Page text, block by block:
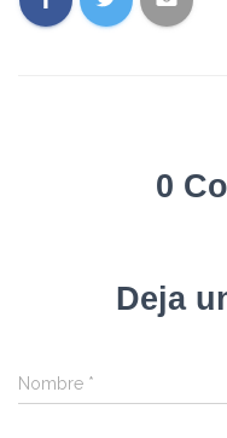
0
Deja
Nombre *